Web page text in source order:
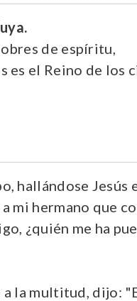
de espíritu,
es el Reino de los
hallándose
mi hermano que
¿quién me ha
la multitud, dijo: